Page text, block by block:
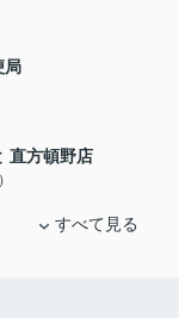
局
直方頓野店
すべて見る